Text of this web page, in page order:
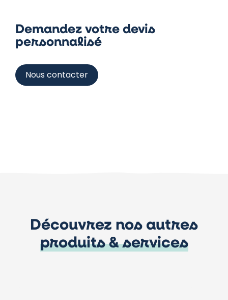
Demandez votre devis
personnalisé
Nous contacter
Découvrez nos autres
produits & services